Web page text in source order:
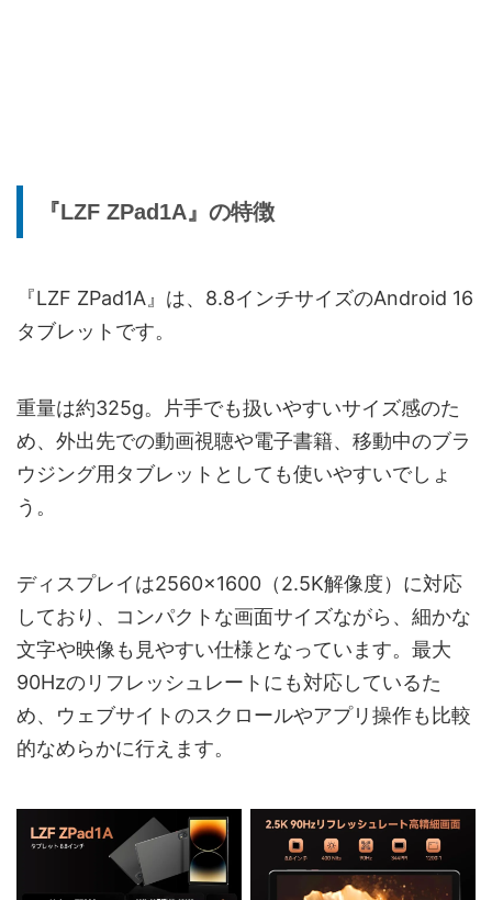
『LZF ZPad1A』の特徴
『LZF ZPad1A』は、8.8インチサイズのAndroid 16
タブレットです。
重量は約325g。片手でも扱いやすいサイズ感のた
め、外出先での動画視聴や電子書籍、移動中のブラ
ウジング用タブレットとしても使いやすいでしょ
う。
ディスプレイは2560×1600（2.5K解像度）に対応
しており、コンパクトな画面サイズながら、細かな
文字や映像も見やすい仕様となっています。最大
90Hzのリフレッシュレートにも対応しているた
め、ウェブサイトのスクロールやアプリ操作も比較
的なめらかに行えます。